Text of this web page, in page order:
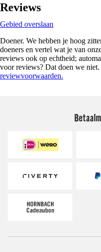
Reviews
Gebied overslaan
Doener. We hebben je hoog
doeners en vertel wat je van
reviews ook op echtheid;
voor reviews? Dat doen we
reviewvoorwaarden.